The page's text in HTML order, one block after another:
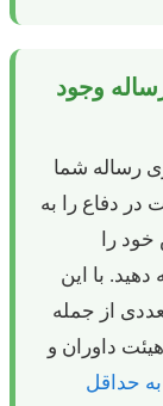
وجود
رساله شما
در دفاع را به
را
با این
از جمله
داوران و
حداقل